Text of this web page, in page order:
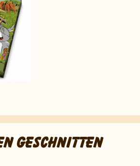
GESCHNITTEN